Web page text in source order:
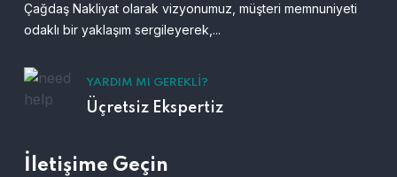
Çağdaş Nakliyat olarak vizyonumuz, müşteri memnuniyeti
odaklı bir yaklaşım sergileyerek,...
YARDIM MI GEREKLI?
Üçretsiz Ekspertiz
İletişime Geçin